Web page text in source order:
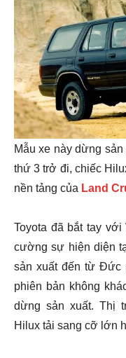
Mẫu xe này dừng
thứ 3 trở đi, chiếc
nền tảng của Land
Toyota đã bắt tay với
cường sự hiện diện
sản xuất đến từ Đức
phiên bản không
dừng sản xuất. Thị
Hilux tải sang cỡ lớn